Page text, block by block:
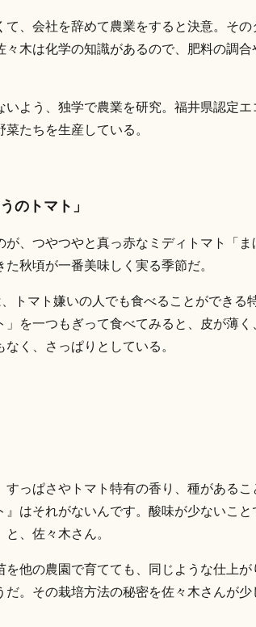
て、会社を辞めて農業をすると決意。そ
木は化学の知識があるので、肥料の調合
いよう、独学で農業を研究。福井県認定
たちを生産している。
のトマト」
、つやつやと真っ赤なミディトマト「
秋頃が一番美味しく実る季節だ。
トマト嫌いの人でも食べることができる
」を一つもぎって食べてみると、皮が薄
く、さっぱりとしている。
すっぱさやトマト特有の香り、種がある
』はそれがないんです。酸味が少ないこ
、佐々木さん。
を他の農園で育てても、同じような仕上
。その栽培方法の秘密を佐々木さんが少